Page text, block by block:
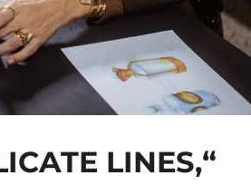
LINES,